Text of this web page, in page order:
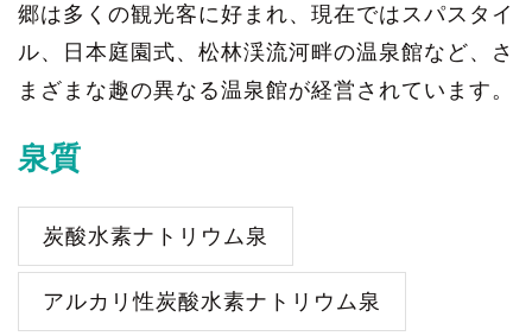
郷は多くの観光客に好まれ、現在ではスパスタイ
ル、日本庭園式、松林渓流河畔の温泉館など、さ
まざまな趣の異なる温泉館が経営されています。
泉質
炭酸水素ナトリウム泉
アルカリ性炭酸水素ナトリウム泉